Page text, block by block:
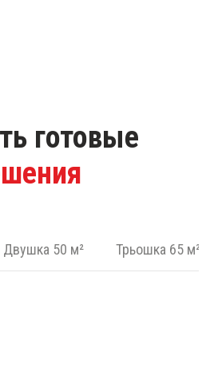
готовые
Двушка 50 м² Трьошка 65 м²